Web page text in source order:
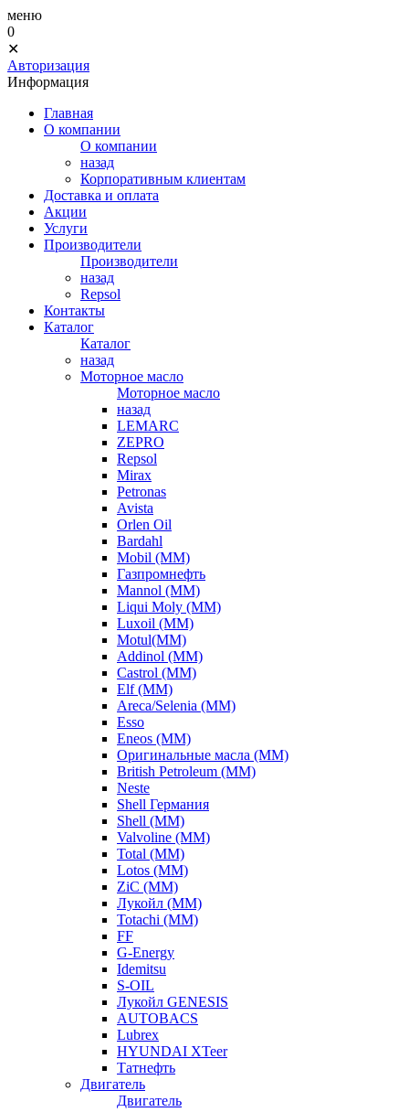
меню
0
✕
Авторизация
Информация
Главная
О компании
О компании
назад
Корпоративным клиентам
Доставка и оплата
Акции
Услуги
Производители
Производители
назад
Repsol
Контакты
Каталог
Каталог
назад
Моторное масло
Моторное масло
назад
LEMARC
ZEPRO
Repsol
Mirax
Petronas
Avista
Orlen Oil
Bardahl
Mobil (ММ)
Газпромнефть
Mannol (ММ)
Liqui Moly (ММ)
Luxoil (ММ)
Motul(ММ)
Addinol (ММ)
Castrol (ММ)
Elf (ММ)
Areca/Selenia (ММ)
Esso
Eneos (ММ)
Оригинальные масла (ММ)
British Petroleum (ММ)
Neste
Shell Германия
Shell (ММ)
Valvoline (ММ)
Total (ММ)
Lotos (ММ)
ZiC (ММ)
Лукойл (ММ)
Totachi (MM)
FF
G-Energy
Idemitsu
S-OIL
Лукойл GENESIS
AUTOBACS
Lubrex
HYUNDAI XTeer
Татнефть
Двигатель
Двигатель